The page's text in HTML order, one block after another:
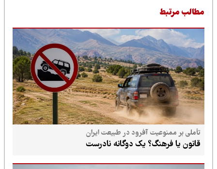
مرتبط
تأملی بر ممنوعیت آفرود در طبیعت ایران
قانون یا فرهنگ؟ یک دوگانه نادرست